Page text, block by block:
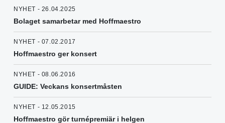
NYHET - 26.04.2025
Bolaget samarbetar med Hoffmaestro
NYHET - 07.02.2017
Hoffmaestro ger konsert
NYHET - 08.06.2016
GUIDE: Veckans konsertmåsten
NYHET - 12.05.2015
Hoffmaestro gör turnépremiär i helgen